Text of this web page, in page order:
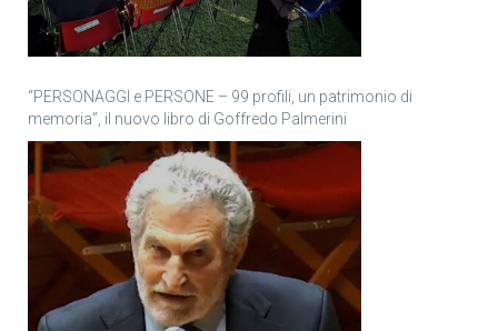
“PERSONAGGI e PERSONE – 99 profili, un patrimonio di
memoria”, il nuovo libro di Goffredo Palmerini